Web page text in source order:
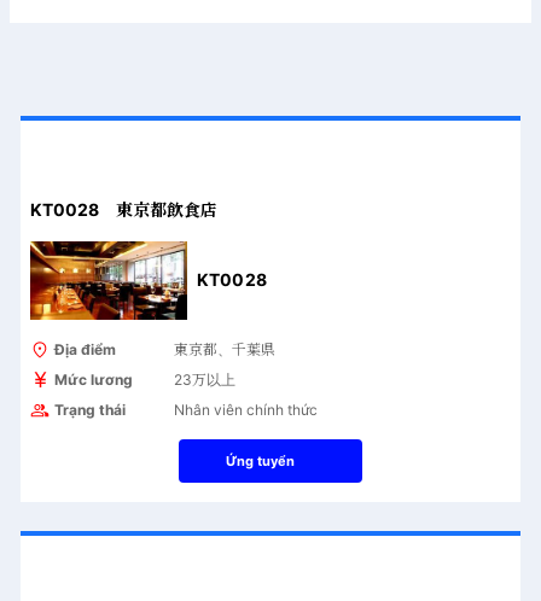
KT0028 東京都飲食店
KT0028
Địa điểm
東京都、千葉県
Mức lương
23万以上
Trạng thái
Nhân viên chính thức
Ứng tuyển